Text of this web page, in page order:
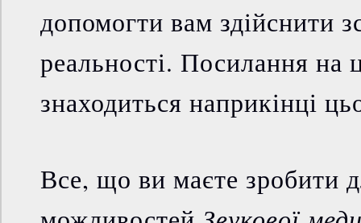
допомогти вам здійснити
реальності. Посилання на
знаходиться наприкінці
Все, що ви маєте зробити